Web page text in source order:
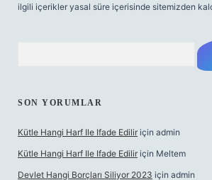
ilgili içerikler yasal süre içerisinde sitemizden
SON YORUMLAR
Kütle Hangi Harf Ile Ifade Edilir için admin
Kütle Hangi Harf Ile Ifade Edilir için Meltem
Devlet Hangi Borçları Siliyor 2023 için admin